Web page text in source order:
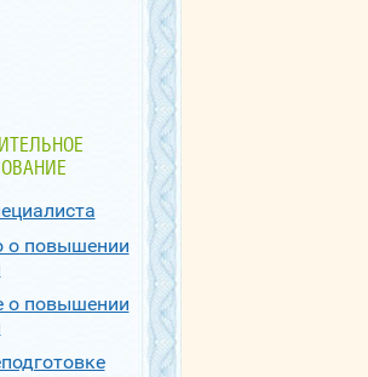
о повышении
о повышении